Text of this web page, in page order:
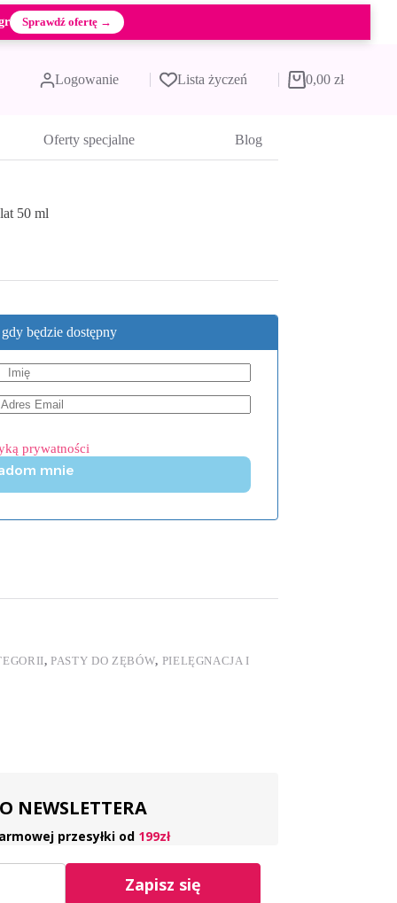
Sprawdź ofertę →
Logowanie Lista życzeń Koszyk
0,00 zł
Oferty specjalne Blog
50 ml
będzie dostępny
prywatności
mnie
,PASTY DO ZĘBÓW, PIELĘGNACJA I
NEWSLETTERA
przesyłki od 199zł
Zapisz się